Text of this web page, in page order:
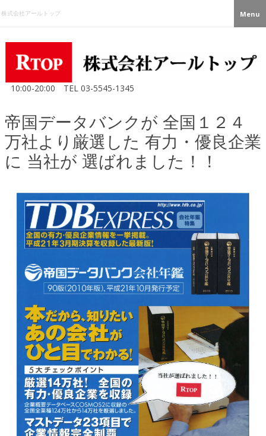
株式会社アールトップ
10:00-20:00 TEL 03-5545-1345
Menu
帝国データバンクが 全国１２４
万社より厳選した 有力・優良企業
に 当社が 選ばれました！！